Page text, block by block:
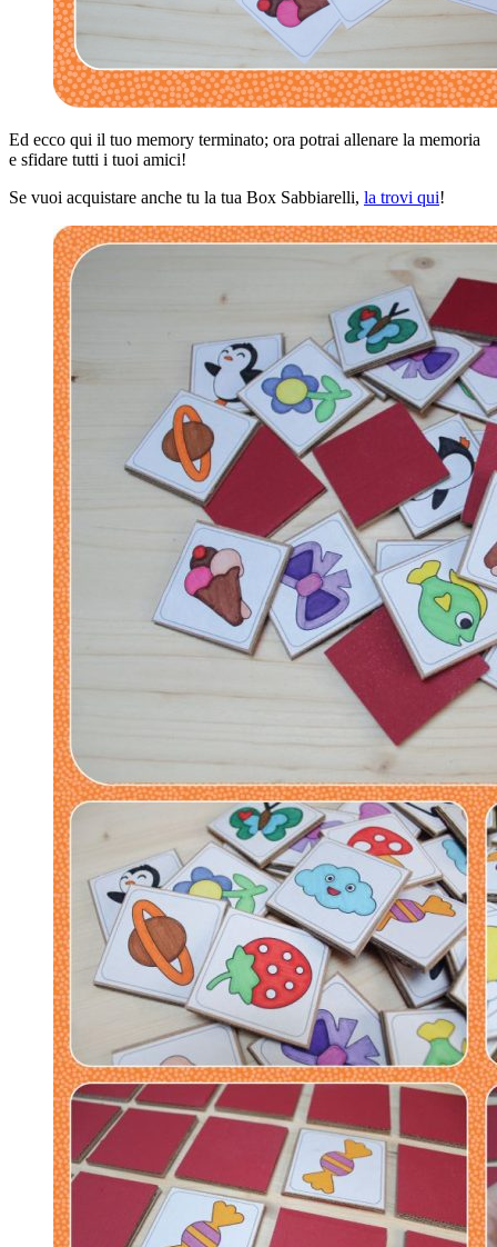
Ed ecco qui il tuo memory terminato; ora potrai allenare la memoria
e sfidare tutti i tuoi amici!
Se vuoi acquistare anche tu la tua Box Sabbiarelli, la trovi qui!